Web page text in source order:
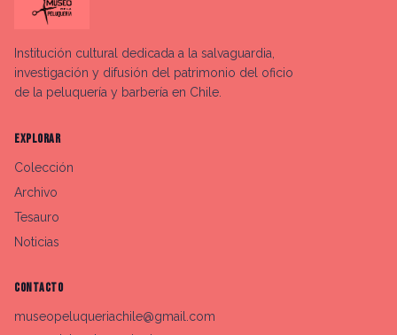
Institución cultural dedicada a la salvaguardia,
investigación y difusión del patrimonio del oficio
de la peluquería y barbería en Chile.
EXPLORAR
Colección
Archivo
Tesauro
Noticias
CONTACTO
museopeluqueriachile@gmail.com